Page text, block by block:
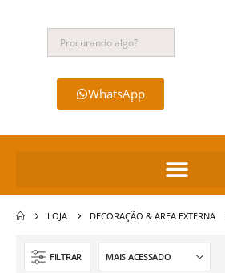
WhatsApp
LOJA DECORAÇÃO & AREA EXTERNA
FILTRAR